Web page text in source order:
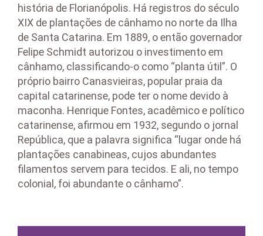
história de Florianópolis. Há registros do século
XIX de plantações de cânhamo no norte da Ilha
de Santa Catarina. Em 1889, o então governador
Felipe Schmidt autorizou o investimento em
cânhamo, classificando-o como “planta útil”. O
próprio bairro Canasvieiras, popular praia da
capital catarinense, pode ter o nome devido à
maconha. Henrique Fontes, acadêmico e político
catarinense, afirmou em 1932, segundo o jornal
República, que a palavra significa “lugar onde há
plantações canabineas, cujos abundantes
filamentos servem para tecidos. E ali, no tempo
colonial, foi abundante o cânhamo”.